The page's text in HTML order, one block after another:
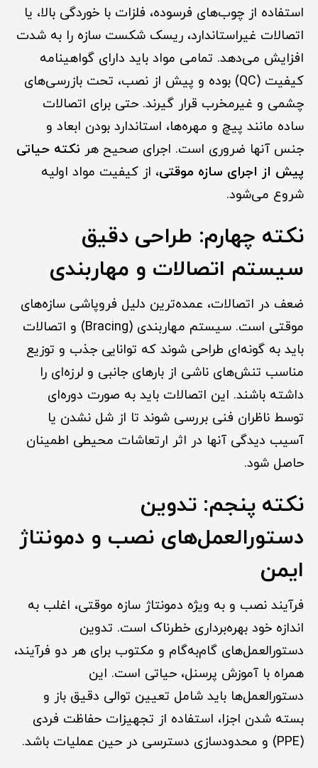
استفاده از چوب‌های فرسوده، فلزات با خوردگی بالا، یا
اتصالات غیراستاندارد، ریسک شکست سازه را به شدت
افزایش می‌دهد. تمامی مواد باید دارای گواهینامه
کیفیت (QC) بوده و پیش از نصب، تحت بازرسی‌های
چشمی و غیرمخرب قرار گیرند. حتی برای اتصالات
ساده مانند پیچ و مهره‌ها، استاندارد بودن ابعاد و
جنس آنها ضروری است. اجرای صحیح هر نکته حیاتی
پیش از اجرای سازه موقتی، از کیفیت مواد اولیه
شروع می‌شود.
نکته چهارم: طراحی دقیق
سیستم اتصالات و مهاربندی
ضعف در اتصالات، عمده‌ترین دلیل فروپاشی سازه‌های
موقتی است. سیستم مهاربندی (Bracing) و اتصالات
باید به گونه‌ای طراحی شوند که توانایی جذب و توزیع
مناسب تنش‌های ناشی از بارهای جانبی و لرزه‌ای را
داشته باشند. این اتصالات باید به صورت دوره‌ای
توسط ناظران فنی بررسی شوند تا از شل نشدن یا
آسیب دیدگی آنها در اثر ارتعاشات محیطی اطمینان
حاصل شود.
نکته پنجم: تدوین
دستورالعمل‌های نصب و دمونتاژ
ایمن
فرآیند نصب و به ویژه دمونتاژ سازه موقتی، اغلب به
اندازه خود بهره‌برداری خطرناک است. تدوین
دستورالعمل‌های گام‌به‌گام و مکتوب برای هر دو فرآیند،
همراه با آموزش پرسنل، حیاتی است. این
دستورالعمل‌ها باید شامل تعیین توالی دقیق باز و
بسته شدن اجزا، استفاده از تجهیزات حفاظت فردی
(PPE) و محدودسازی دسترسی در حین عملیات باشد.